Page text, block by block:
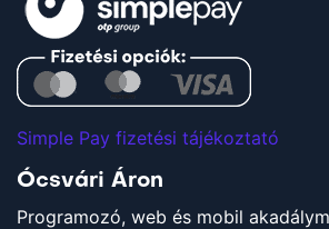
Simple Pay fizetési tájékoztató
Ócsvári Áron
Programozó, web és mobil